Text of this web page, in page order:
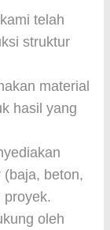
telah
struktur
material
hasil yang
(baja, beton,
proyek.
oleh